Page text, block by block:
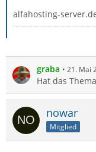
alfahosting-
graba 21. Mai
Hat das
nowar
Mitglied